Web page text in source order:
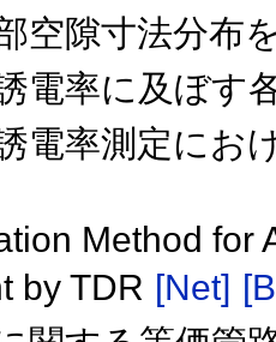
空隙寸法分布
電率に及ぼす
電率測定に
Method for
by TDR [Net]